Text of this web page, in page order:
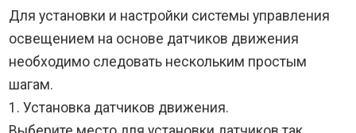
Для установки и настройки системы управления
освещением на основе датчиков движения
необходимо следовать нескольким простым
шагам.
1. Установка датчиков движения.